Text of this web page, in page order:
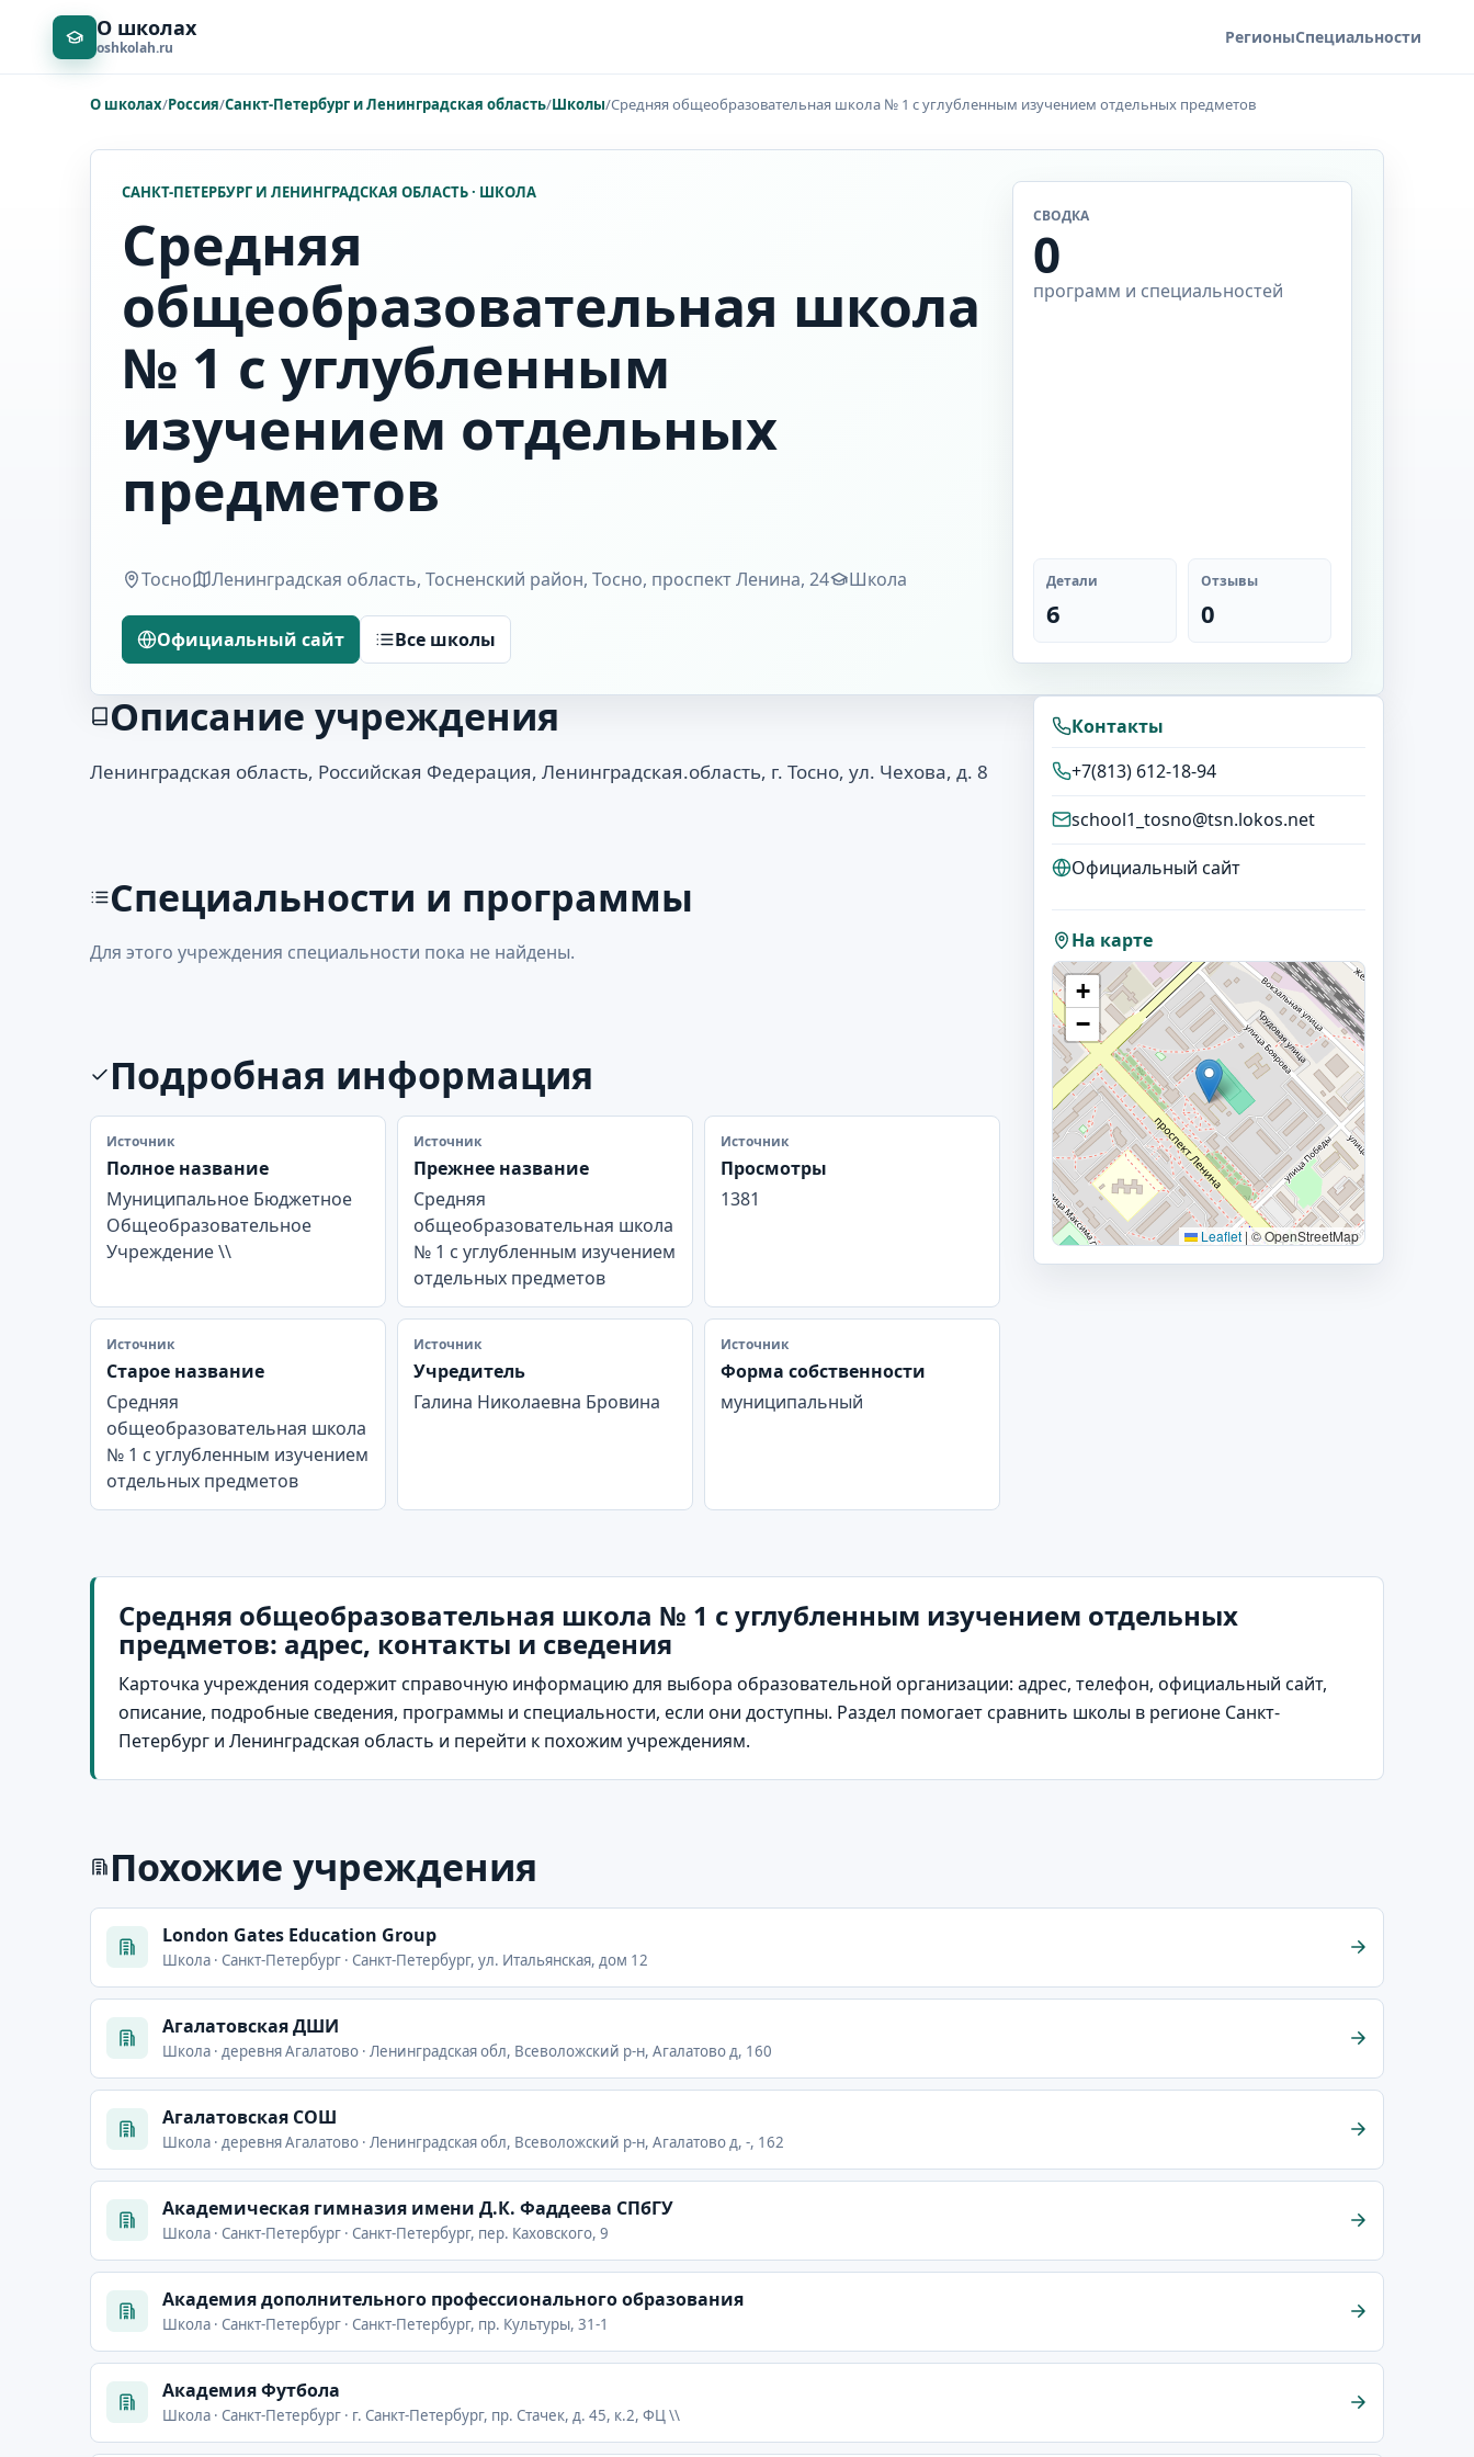
О школах
oshkolah.ru РегионыСпециальности
О школах/Россия/Санкт-Петербург и Ленинградская область/Школы/Средняя общеобразовательная школа № 1 с углубленным изучением отдельных предметов
САНКТ-ПЕТЕРБУРГ И ЛЕНИНГРАДСКАЯ ОБЛАСТЬ · ШКОЛА
Средняя
общеобразовательная школа
№ 1 с углубленным
изучением отдельных
предметов
Тосно Ленинградская область, Тосненский район, Тосно, проспект Ленина, 24 Школа
Официальный сайт Все школы
СВОДКА
0
программ и специальностей
Детали
6
Отзывы
0
Описание учреждения
Ленинградская область, Российская Федерация, Ленинградская.область, г. Тосно, ул. Чехова, д. 8
Специальности и программы
Для этого учреждения специальности пока не найдены.
Подробная информация
Источник
Полное название
Муниципальное Бюджетное
Общеобразовательное
Учреждение \\
Источник
Прежнее название
Средняя
общеобразовательная школа
№ 1 с углубленным изучением
отдельных предметов
Источник
Просмотры
1381
Источник
Старое название
Средняя
общеобразовательная школа
№ 1 с углубленным изучением
отдельных предметов
Источник
Учредитель
Галина Николаевна Бровина
Источник
Форма собственности
муниципальный
Контакты
+7(813) 612-18-94
school1_tosno@tsn.lokos.net
Официальный сайт
На карте
+
−
Leaflet| © OpenStreetMap
Средняя общеобразовательная школа № 1 с углубленным изучением отдельных
предметов: адрес, контакты и сведения
Карточка учреждения содержит справочную информацию для выбора образовательной организации: адрес, телефон, официальный сайт,
описание, подробные сведения, программы и специальности, если они доступны. Раздел помогает сравнить школы в регионе Санкт-
Петербург и Ленинградская область и перейти к похожим учреждениям.
Похожие учреждения
London Gates Education Group
Школа · Санкт-Петербург · Санкт-Петербург, ул. Итальянская, дом 12
Агалатовская ДШИ
Школа · деревня Агалатово · Ленинградская обл, Всеволожский р-н, Агалатово д, 160
Агалатовская СОШ
Школа · деревня Агалатово · Ленинградская обл, Всеволожский р-н, Агалатово д, -, 162
Академическая гимназия имени Д.К. Фаддеева СПбГУ
Школа · Санкт-Петербург · Санкт-Петербург, пер. Каховского, 9
Академия дополнительного профессионального образования
Школа · Санкт-Петербург · Санкт-Петербург, пр. Культуры, 31-1
Академия Футбола
Школа · Санкт-Петербург · г. Санкт-Петербург, пр. Стачек, д. 45, к.2, ФЦ \\